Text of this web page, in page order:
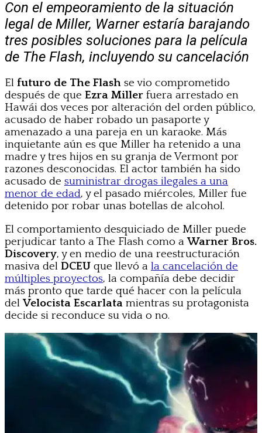
Con el empeoramiento de la situación
legal de Miller, Warner estaría barajando
tres posibles soluciones para la película
de The Flash, incluyendo su cancelación
El futuro de The Flash se vio comprometido
después de que Ezra Miller fuera arrestado en
Hawái dos veces por alteración del orden público,
acusado de haber robado un pasaporte y
amenazado a una pareja en un karaoke. Más
inquietante aún es que Miller ha retenido a una
madre y tres hijos en su granja de Vermont por
razones desconocidas. El actor también ha sido
acusado de suministrar drogas ilegales a una
menor de edad, y el pasado miércoles, Miller fue
detenido por robar unas botellas de alcohol.
El comportamiento desquiciado de Miller puede
perjudicar tanto a The Flash como aWarner Bros.
Discovery, y en medio de una reestructuración
masiva del DCEU que llevó a la cancelación de
múltiples proyectos, la compañía debe decidir
más pronto que tarde qué hacer con la película
delVelocista Escarlata mientras su protagonista
decide si reconduce su vida o no.